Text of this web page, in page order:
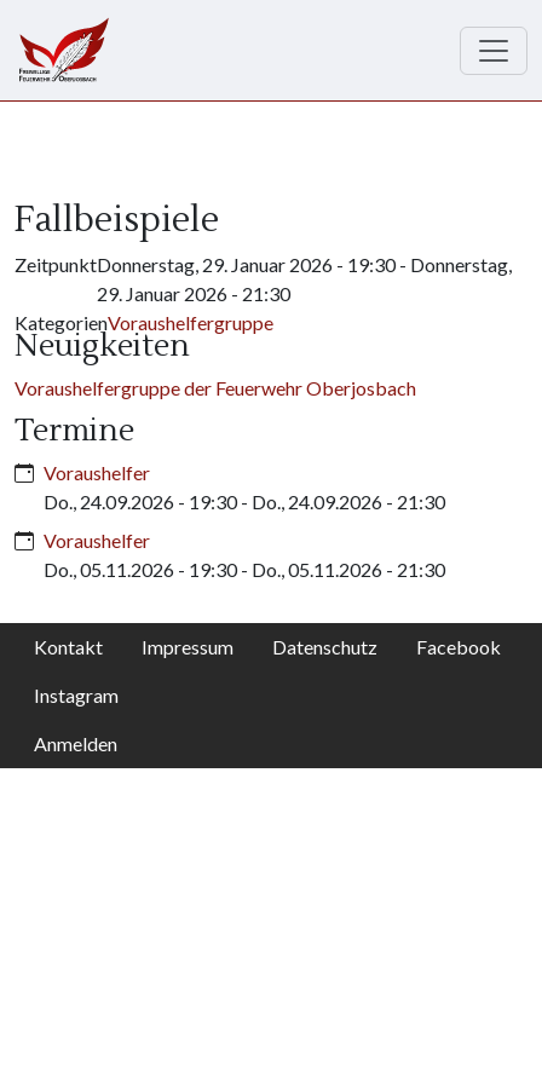
Fallbeispiele
ZeitpunktDonnerstag, 29. Januar 2026 - 19:30- Donnerstag,
29. Januar 2026 - 21:30
KategorienVoraushelfergruppe
Neuigkeiten
Voraushelfergruppe der Feuerwehr Oberjosbach
Termine
Voraushelfer
Do., 24.09.2026 - 19:30- Do., 24.09.2026 - 21:30
Voraushelfer
Do., 05.11.2026 - 19:30- Do., 05.11.2026 - 21:30
Kontakt Impressum Datenschutz Facebook
Instagram
Anmelden